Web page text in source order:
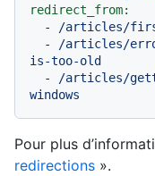
redirect_from:
-
/articles/
-
/articles/
is-too-old
-
/articles/
windows
Pour plus
redirections ».